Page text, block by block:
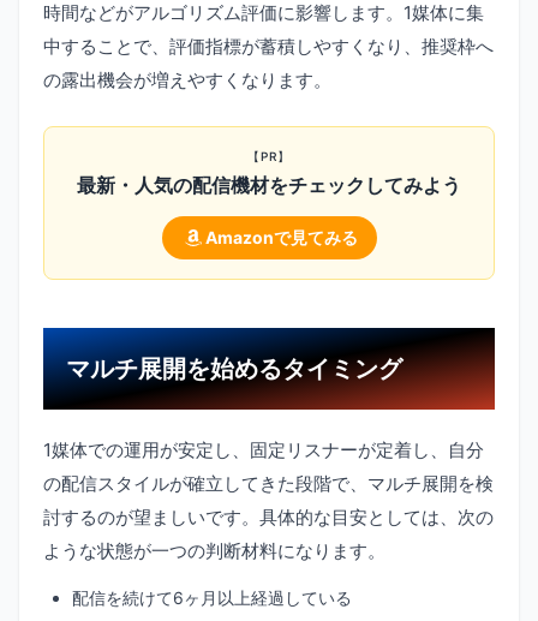
時間などがアルゴリズム評価に影響します。1媒体に集
中することで、評価指標が蓄積しやすくなり、推奨枠へ
の露出機会が増えやすくなります。
【PR】
最新・人気の配信機材をチェックしてみよう
Amazonで見てみる
マルチ展開を始めるタイミング
1媒体での運用が安定し、固定リスナーが定着し、自分
の配信スタイルが確立してきた段階で、マルチ展開を検
討するのが望ましいです。具体的な目安としては、次の
ような状態が一つの判断材料になります。
配信を続けて6ヶ月以上経過している